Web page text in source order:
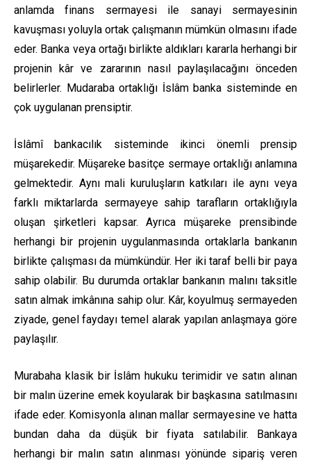
anlamda finans sermayesi ile sanayi sermayesinin
kavuşması yoluyla ortak çalışmanın mümkün olmasını ifade
eder. Banka veya ortağı birlikte aldıkları kararla herhangi bir
projenin kâr ve zararının nasıl paylaşılacağını önceden
belirlerler. Mudaraba ortaklığı İslâm banka sisteminde en
çok uygulanan prensiptir.
İslâmî bankacılık sisteminde ikinci önemli prensip
müşarekedir. Müşareke basitçe sermaye ortaklığı anlamına
gelmektedir. Aynı mali kuruluşların katkıları ile aynı veya
farklı miktarlarda sermayeye sahip tarafların ortaklığıyla
oluşan şirketleri kapsar. Ayrıca müşareke prensibinde
herhangi bir projenin uygulanmasında ortaklarla bankanın
birlikte çalışması da mümkündür. Her iki taraf belli bir paya
sahip olabilir. Bu durumda ortaklar bankanın malını taksitle
satın almak imkânına sahip olur. Kâr, koyulmuş sermayeden
ziyade, genel faydayı temel alarak yapılan anlaşmaya göre
paylaşılır.
Murabaha klasik bir İslâm hukuku terimidir ve satın alınan
bir malın üzerine emek koyularak bir başkasına satılmasını
ifade eder. Komisyonla alınan mallar sermayesine ve hatta
bundan daha da düşük bir fiyata satılabilir. Bankaya
herhangi bir malın satın alınması yönünde sipariş veren